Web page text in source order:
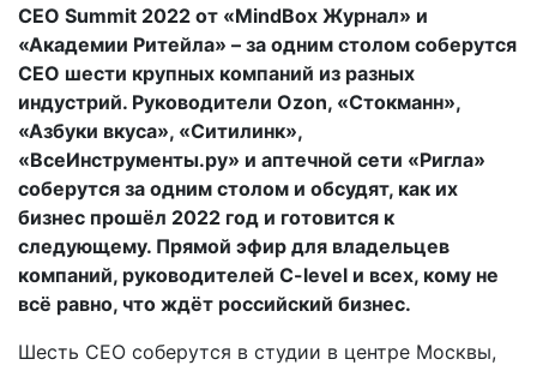
CEO Summit 2022 от «MindBox Журнал» и
«Академии Ритейла» – за одним столом соберутся
CEO шести крупных компаний из разных
индустрий. Руководители Ozon, «Стокманн»,
«Азбуки вкуса», «Ситилинк»,
«ВсеИнструменты.ру» и аптечной сети «Ригла»
соберутся за одним столом и обсудят, как их
бизнес прошёл 2022 год и готовится к
следующему. Прямой эфир для владельцев
компаний, руководителей C-level и всех, кому не
всё равно, что ждёт российский бизнес.
Шесть CEO соберутся в студии в центре Москвы,